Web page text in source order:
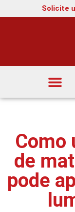
Solicite
Como
de
pode